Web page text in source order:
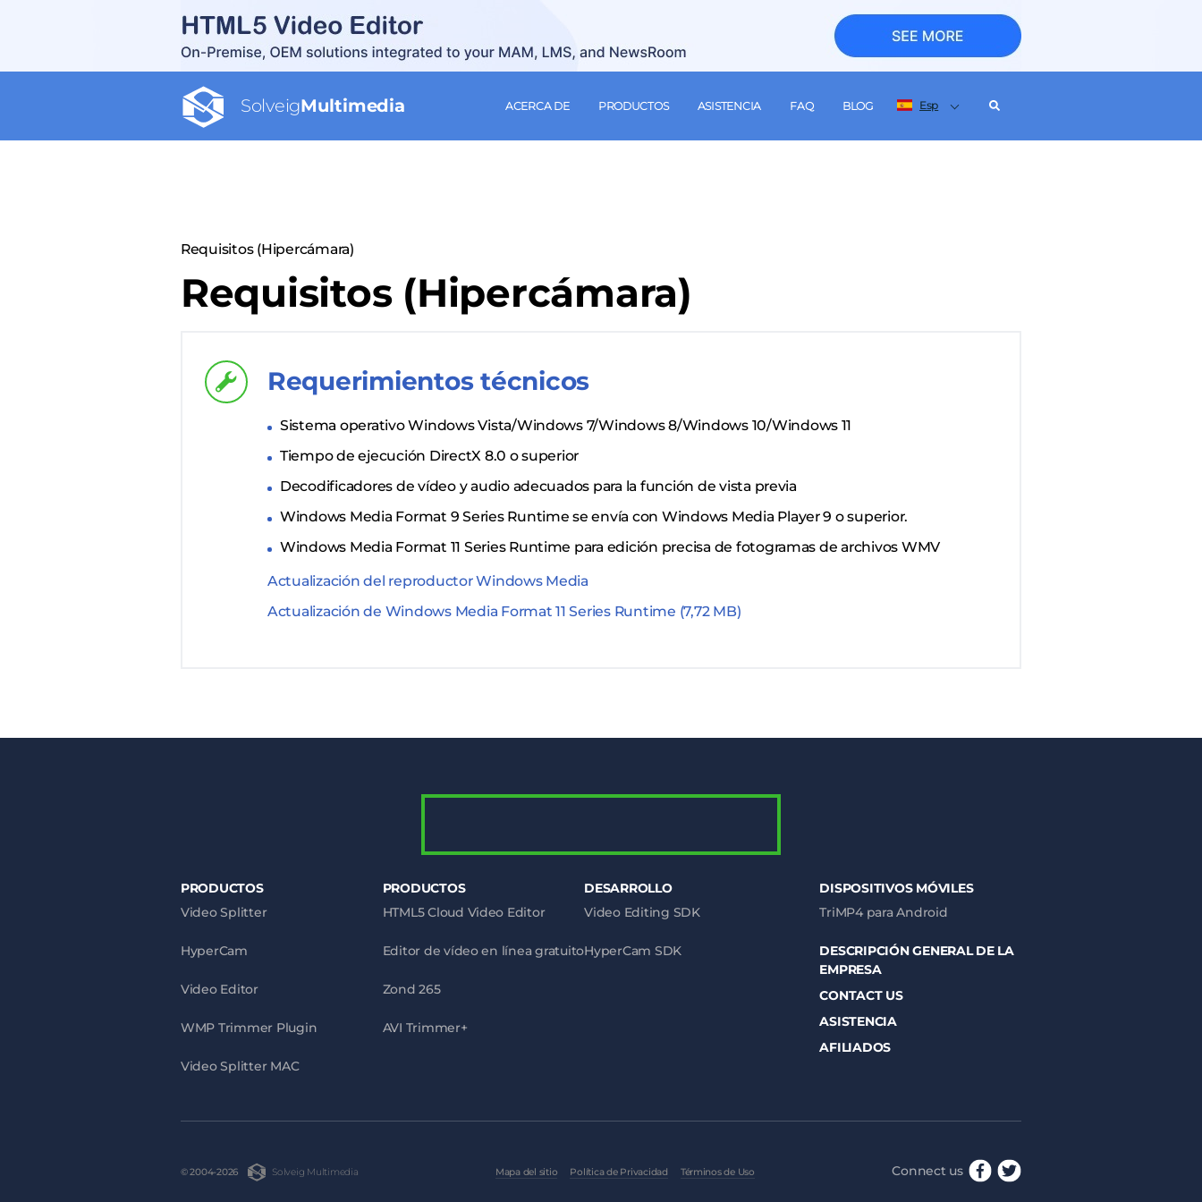
SolveigMultimedia ACERCA DE PRODUCTOS ASISTENCIA FAQ BLOG Esp
Requisitos (Hipercámara)
Requisitos (Hipercámara)
Requerimientos técnicos
Sistema operativo Windows Vista/Windows 7/Windows 8/Windows 10/Windows 11
Tiempo de ejecución DirectX 8.0 o superior
Decodificadores de vídeo y audio adecuados para la función de vista previa
Windows Media Format 9 Series Runtime se envía con Windows Media Player 9 o superior.
Windows Media Format 11 Series Runtime para edición precisa de fotogramas de archivos WMV
Actualización del reproductor Windows Media
Actualización de Windows Media Format 11 Series Runtime (7,72 MB)
PRODUCTOS
Video Splitter
HyperCam
Video Editor
WMP Trimmer Plugin
Video Splitter MAC
PRODUCTOS
HTML5 Cloud Video Editor
Editor de vídeo en línea gratuito
Zond 265
AVI Trimmer+
DESARROLLO
Video Editing SDK
HyperCam SDK
DISPOSITIVOS MÓVILES
TriMP4 para Android
DESCRIPCIÓN GENERAL DE LA
EMPRESA
CONTACT US
ASISTENCIA
AFILIADOS
© 2004-2026 Solveig Multimedia Mapa del sitio Política de Privacidad Términos de Uso Connect us